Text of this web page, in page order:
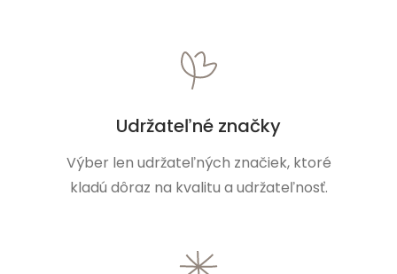
Udržateľné značky
Výber len udržateľných značiek, ktoré
kladú dôraz na kvalitu a udržateľnosť.